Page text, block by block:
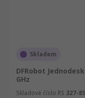
Skladem
DFRobot
GHz
Skladové číslo RS 327-